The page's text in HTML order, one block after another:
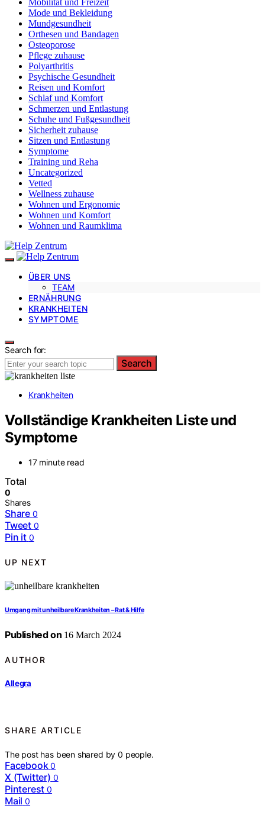
Mode und Bekleidung
Mundgesundheit
Orthesen und Bandagen
Osteoporose
Pflege zuhause
Polyarthritis
Psychische Gesundheit
Reisen und Komfort
Schlaf und Komfort
Schmerzen und Entlastung
Schuhe und Fußgesundheit
Sicherheit zuhause
Sitzen und Entlastung
Symptome
Training und Reha
Uncategorized
Vetted
Wellness zuhause
Wohnen und Ergonomie
Wohnen und Komfort
Wohnen und Raumklima
ÜBER UNS
TEAM
ERNÄHRUNG
KRANKHEITEN
SYMPTOME
Search for:
Search
Krankheiten
Vollständige Krankheiten Liste und
Symptome
17 minute read
Total
0
Shares
Share 0
Tweet 0
Pin it 0
UP NEXT
Umgang mit unheilbare Krankheiten – Rat & Hilfe
Published on 16 March 2024
AUTHOR
Allegra
SHARE ARTICLE
The post has been shared by0 people.
Facebook 0
X (Twitter) 0
Pinterest 0
Mail 0